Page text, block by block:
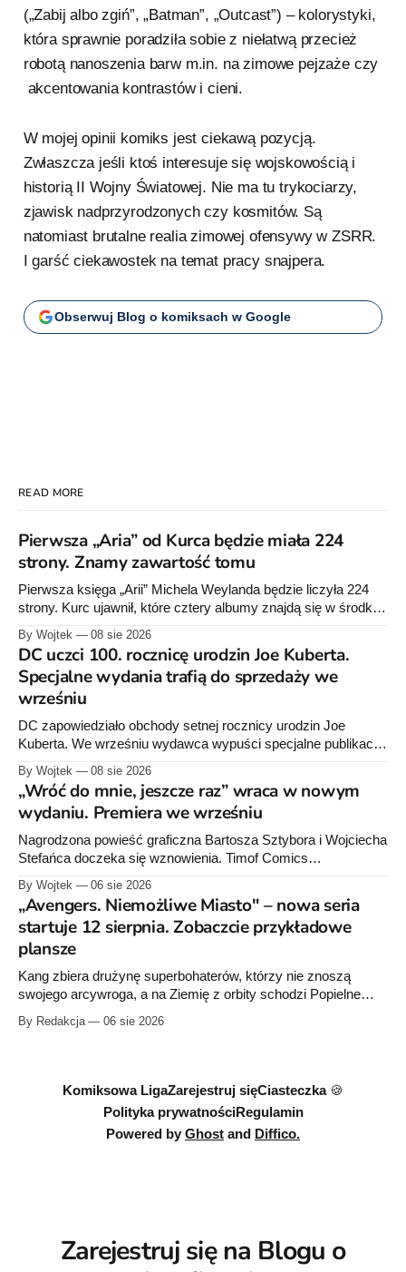
(„Zabij albo zgiń”, „Batman”, „Outcast”) – kolorystyki,
która sprawnie poradziła sobie z niełatwą przecież
robotą nanoszenia barw m.in. na zimowe pejzaże czy
akcentowania kontrastów i cieni.
W mojej opinii komiks jest ciekawą pozycją.
Zwłaszcza jeśli ktoś interesuje się wojskowością i
historią II Wojny Światowej. Nie ma tu trykociarzy,
zjawisk nadprzyrodzonych czy kosmitów. Są
natomiast brutalne realia zimowej ofensywy w ZSRR.
I garść ciekawostek na temat pracy snajpera.
Obserwuj Blog o komiksach w Google
READ MORE
Pierwsza „Aria” od Kurca będzie miała 224
strony. Znamy zawartość tomu
Pierwsza księga „Arii” Michela Weylanda będzie liczyła 224
strony. Kurc ujawnił, które cztery albumy znajdą się w środku i
By Wojtek 08 sie 2026
DC uczci 100. rocznicę urodzin Joe Kuberta.
Specjalne wydania trafią do sprzedaży we
wrześniu
DC zapowiedziało obchody setnej rocznicy urodzin Joe
Kuberta. We wrześniu wydawca wypuści specjalne publikacje
sprzedaży niemal dokładnie w dniu jego urodzin.
By Wojtek 08 sie 2026
„Wróć do mnie, jeszcze raz” wraca w nowym
wydaniu. Premiera we wrześniu
Nagrodzona powieść graficzna Bartosza Sztybora i Wojciecha
Stefańca doczeka się wznowienia. Timof Comics
raz”, którego pierwsze wydanie ukazało się w 2015 roku.
By Wojtek 06 sie 2026
„Avengers. Niemożliwe Miasto" – nowa seria
startuje 12 sierpnia. Zobaczcie przykładowe
plansze
Kang zbiera drużynę superbohaterów, którzy nie znoszą
swojego arcywroga, a na Ziemię z orbity schodzi Popielne
serii Avengers autorstwa Jeda MacKaya trafia do sklepów 12
By Redakcja 06 sie 2026
Komiksowa LigaZarejestruj sięCiasteczka 🍪
Polityka prywatnościRegulamin
Powered by Ghost and Diffico.
Zarejestruj się na Blogu o